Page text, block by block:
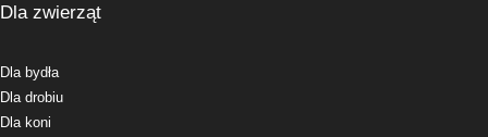
Dla zwierząt
Dla bydła
Dla drobiu
Dla koni